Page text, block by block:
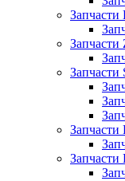
Запчасти
Запчасти
Запчасти
Запчасти
Запчасти